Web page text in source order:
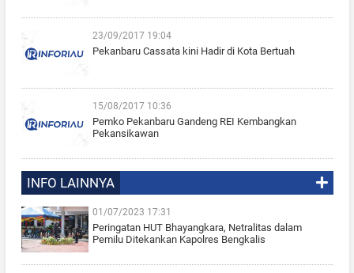
23/09/2017 19:04
Pekanbaru Cassata kini Hadir di Kota Bertuah
15/08/2017 10:36
Pemko Pekanbaru Gandeng REI Kembangkan
Pekansikawan
INFO LAINNYA
01/07/2023 17:31
Peringatan HUT Bhayangkara, Netralitas dalam
Pemilu Ditekankan Kapolres Bengkalis